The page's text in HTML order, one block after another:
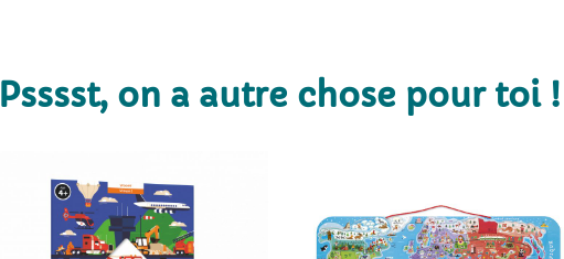
Psssst, on a autre chose pour toi !